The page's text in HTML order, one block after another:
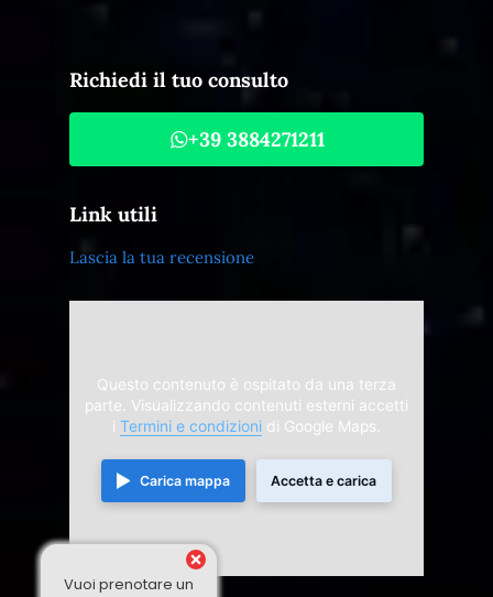
Richiedi il tuo consulto
+39 3884271211
Link utili
Lascia la tua recensione
Questo contenuto è ospitato da una terza
parte. Visualizzando contenuti esterni accetti
i Termini e condizioni di Google Maps.
Carica mappa Accetta e carica
Vuoi prenotare un